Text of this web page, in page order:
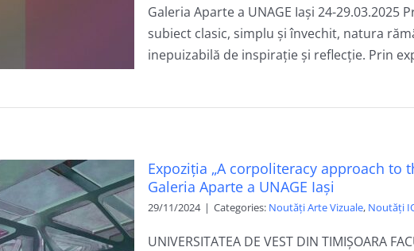
Galeria Aparte a UNAGE Iași 24-29.03.2025
subiect clasic, simplu și învechit, natura
inepuizabilă de inspirație și reflecție. Prin
Expoziția „A corpoliteracy approach to
Galeria Aparte a UNAGE Iași
29/11/2024 | Categories: Noutăți Arte Vizuale, Noutăți
UNIVERSITATEA DE VEST DIN TIMIȘOARA